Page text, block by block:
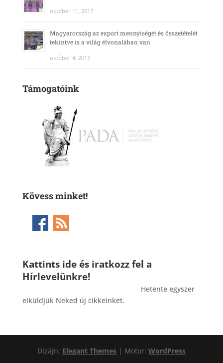
október 11, 2017
Magyarország az export mennyiségét és összetételét
tekintve is a világ élvonalában van
október 4, 2017
Támogatóink
Kövess minket!
Kattints ide és iratkozz fel a
Hírlevelünkre!
Hetente egyszer
elküldjük Neked új cikkeinket.
Dizájn: Elegant Themes| Motor: WordPress